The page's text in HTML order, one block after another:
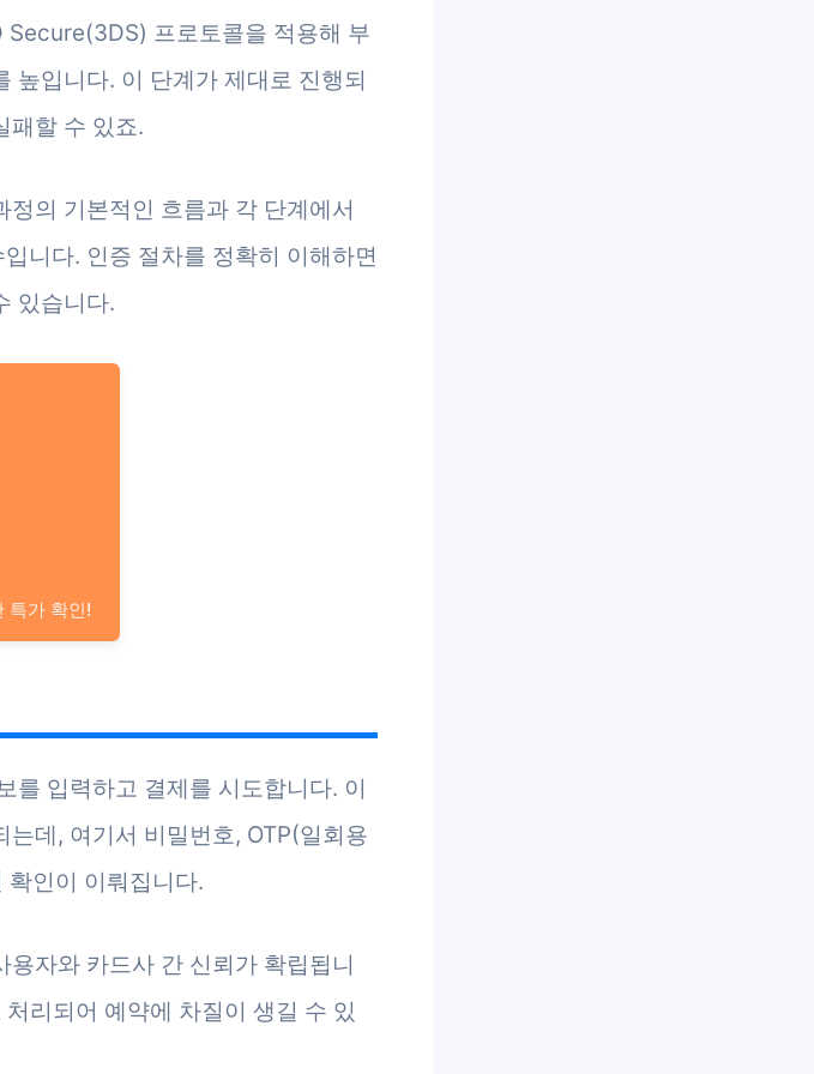
프로토콜을 적용해 부
높입니다. 이 단계가 제대로 진행되
패할 수 있죠.
의 기본적인 흐름과 각 단계에서
니다. 인증 절차를 정확히 이해하면
있습니다.
특가 확인!
를 입력하고 결제를 시도합니다. 이
데, 여기서 비밀번호, OTP(일회용
확인이 이뤄집니다.
자와 카드사 간 신뢰가 확립됩니
리되어 예약에 차질이 생길 수 있